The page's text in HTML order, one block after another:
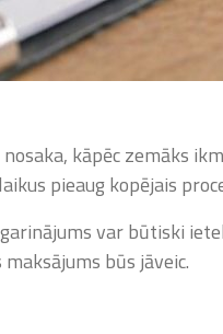
kāpēc zemāks
pieaug kopējais
var būtiski
būs jāveic.